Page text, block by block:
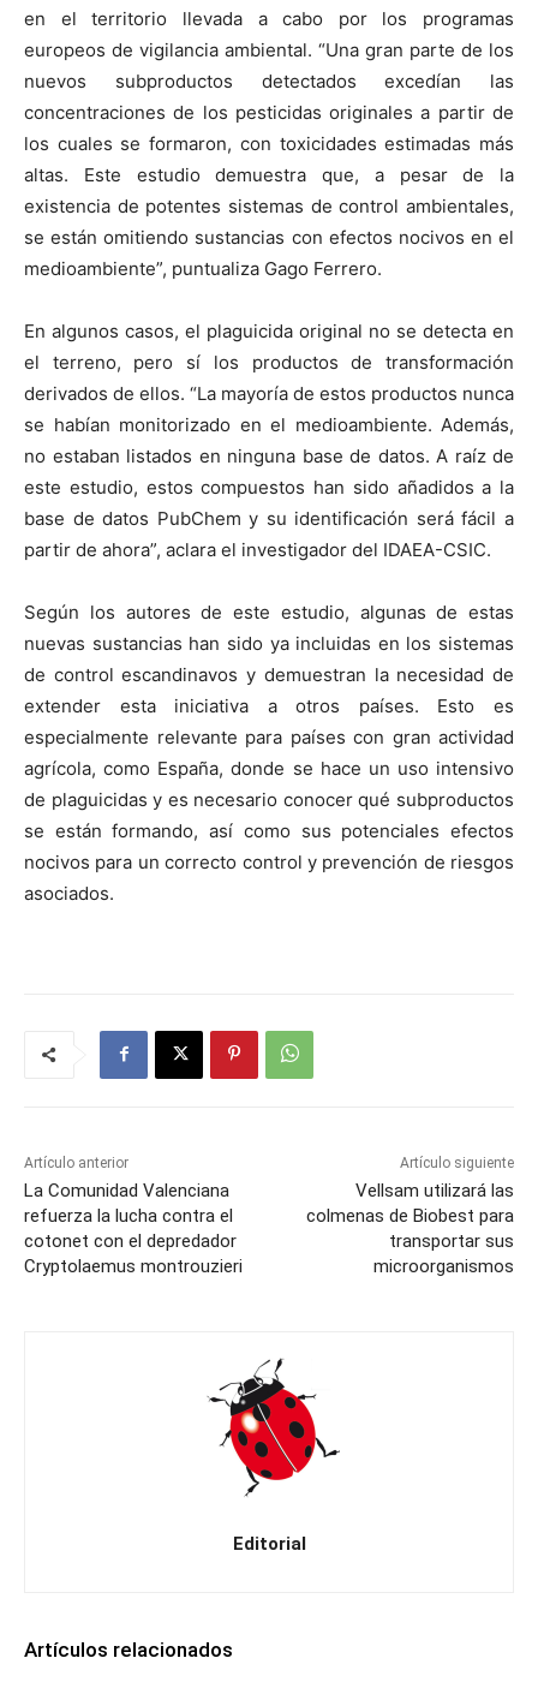
en el territorio llevada a cabo por los programas
europeos de vigilancia ambiental. “Una gran parte de los
nuevos subproductos detectados excedían las
concentraciones de los pesticidas originales a partir de
los cuales se formaron, con toxicidades estimadas más
altas. Este estudio demuestra que, a pesar de la
existencia de potentes sistemas de control ambientales,
se están omitiendo sustancias con efectos nocivos en el
medioambiente”, puntualiza Gago Ferrero.
En algunos casos, el plaguicida original no se detecta en
el terreno, pero sí los productos de transformación
derivados de ellos. “La mayoría de estos productos nunca
se habían monitorizado en el medioambiente. Además,
no estaban listados en ninguna base de datos. A raíz de
este estudio, estos compuestos han sido añadidos a la
base de datos PubChem y su identificación será fácil a
partir de ahora”, aclara el investigador del IDAEA-CSIC.
Según los autores de este estudio, algunas de estas
nuevas sustancias han sido ya incluidas en los sistemas
de control escandinavos y demuestran la necesidad de
extender esta iniciativa a otros países. Esto es
especialmente relevante para países con gran actividad
agrícola, como España, donde se hace un uso intensivo
de plaguicidas y es necesario conocer qué subproductos
se están formando, así como sus potenciales efectos
nocivos para un correcto control y prevención de riesgos
asociados.
Artículo anterior
La Comunidad Valenciana
refuerza la lucha contra el
cotonet con el depredador
Cryptolaemus montrouzieri
Artículo siguiente
Vellsam utilizará las
colmenas de Biobest para
transportar sus
microorganismos
Editorial
Artículos relacionados